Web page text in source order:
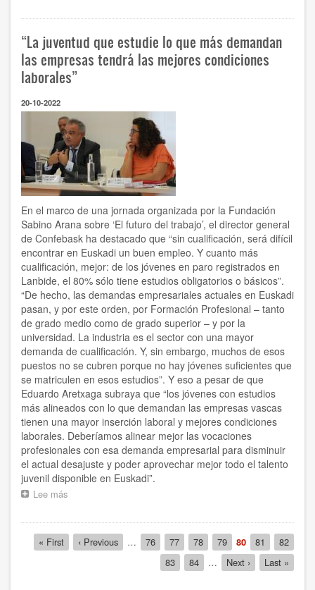
conjunta
‘Basque
Talent’
de
talento
que
nos
permita
sortear
el
reto
demográfico”
“La juventud que estudie lo que más demandan
las empresas tendrá las mejores condiciones
laborales”
20-10-2022
En el marco de una jornada organizada por la Fundación
Sabino Arana sobre ‘El futuro del trabajo’, el director general
de Confebask ha destacado que “sin cualificación, será difícil
encontrar en Euskadi un buen empleo. Y cuanto más
cualificación, mejor: de los jóvenes en paro registrados en
Lanbide, el 80% sólo tiene estudios obligatorios o básicos”.
“De hecho, las demandas empresariales actuales en Euskadi
pasan, y por este orden, por Formación Profesional – tanto
de grado medio como de grado superior – y por la
universidad. La industria es el sector con una mayor
demanda de cualificación. Y, sin embargo, muchos de esos
puestos no se cubren porque no hay jóvenes suficientes que
se matriculen en esos estudios”. Y eso a pesar de que
Eduardo Aretxaga subraya que “los jóvenes con estudios
más alineados con lo que demandan las empresas vascas
tienen una mayor inserción laboral y mejores condiciones
laborales. Deberíamos alinear mejor las vocaciones
profesionales con esa demanda empresarial para disminuir
el actual desajuste y poder aprovechar mejor todo el talento
juvenil disponible en Euskadi”.
Lee más
que
estudie
Paginación
Primera
página
« First
Página
anterior
‹ Previous … Página
76 Página
77 Página
78 Página
79
Página
actual
80 Página
81 Página
82
Página
83 Página
84 …
Siguiente
página
Next ›
Última
página
Last »